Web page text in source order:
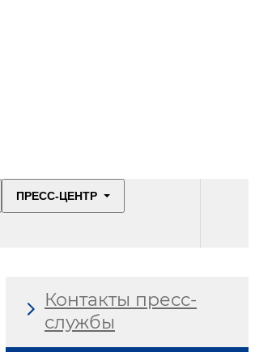
ПРЕСС-ЦЕНТР
Контакты пресс-
службы